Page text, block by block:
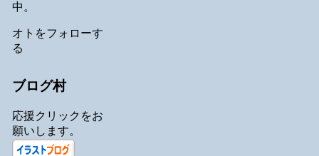
中。
オトをフォローす
る
ブログ村
応援クリックをお
願いします。